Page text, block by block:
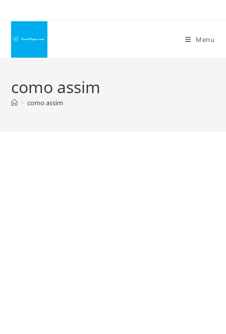
conteúdo
Menu
como assim
> como assim